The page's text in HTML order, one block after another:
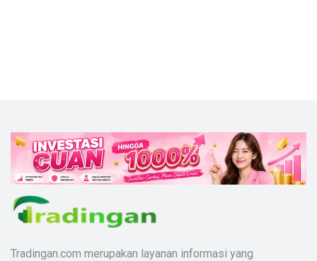
Tradingan.com merupakan layanan informasi yang